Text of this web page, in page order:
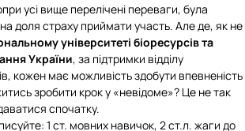
усі вище перелічені переваги, була
доля страху приймати участь. Але де, як не
університеті біоресурсів та
України, за підтримки відділу
, кожен має можливість здобути впевненість
зробити крок у «невідоме»? Це не так
спочатку.
1 ст. мовних навичок, 2 ст.л. жаги до